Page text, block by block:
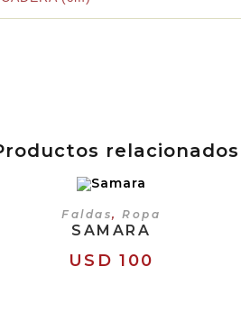
relacionados
SELECCIONAR OPCIONES
Faldas,Ropa
SAMARA
USD 100